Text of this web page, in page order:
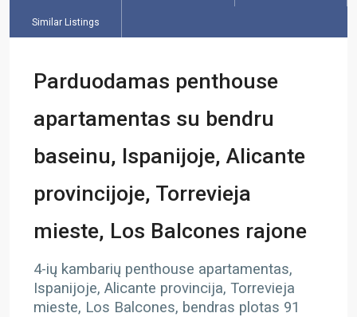
Similar Listings
Parduodamas penthouse
apartamentas su bendru
baseinu, Ispanijoje, Alicante
provincijoje, Torrevieja
mieste, Los Balcones rajone
4-ių kambarių penthouse apartamentas,
Ispanijoje, Alicante provincija, Torrevieja
mieste, Los Balcones, bendras plotas 91